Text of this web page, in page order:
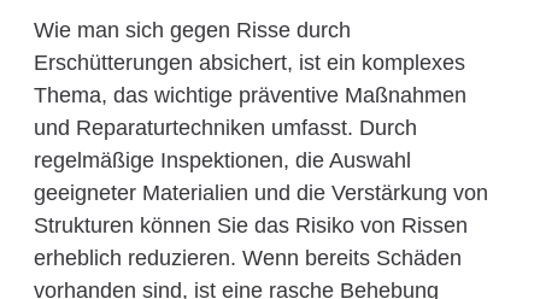
Wie man sich gegen Risse durch
Erschütterungen absichert, ist ein komplexes
Thema, das wichtige präventive Maßnahmen
und Reparaturtechniken umfasst. Durch
regelmäßige Inspektionen, die Auswahl
geeigneter Materialien und die Verstärkung von
Strukturen können Sie das Risiko von Rissen
erheblich reduzieren. Wenn bereits Schäden
vorhanden sind, ist eine rasche Behebung